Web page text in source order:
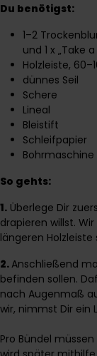
Du benötigst:
1–2
und 1 x „Take
Holzleiste,
dünnes Seil
Schere
Lineal
Bleistift
Schleifpapier
So gehts:
1. Überlege Dir
drapieren willst.
längeren
2. Anschließend
befinden sollen.
nach Augenmaß
wir, nimmst Dir ein
Pro Bündel